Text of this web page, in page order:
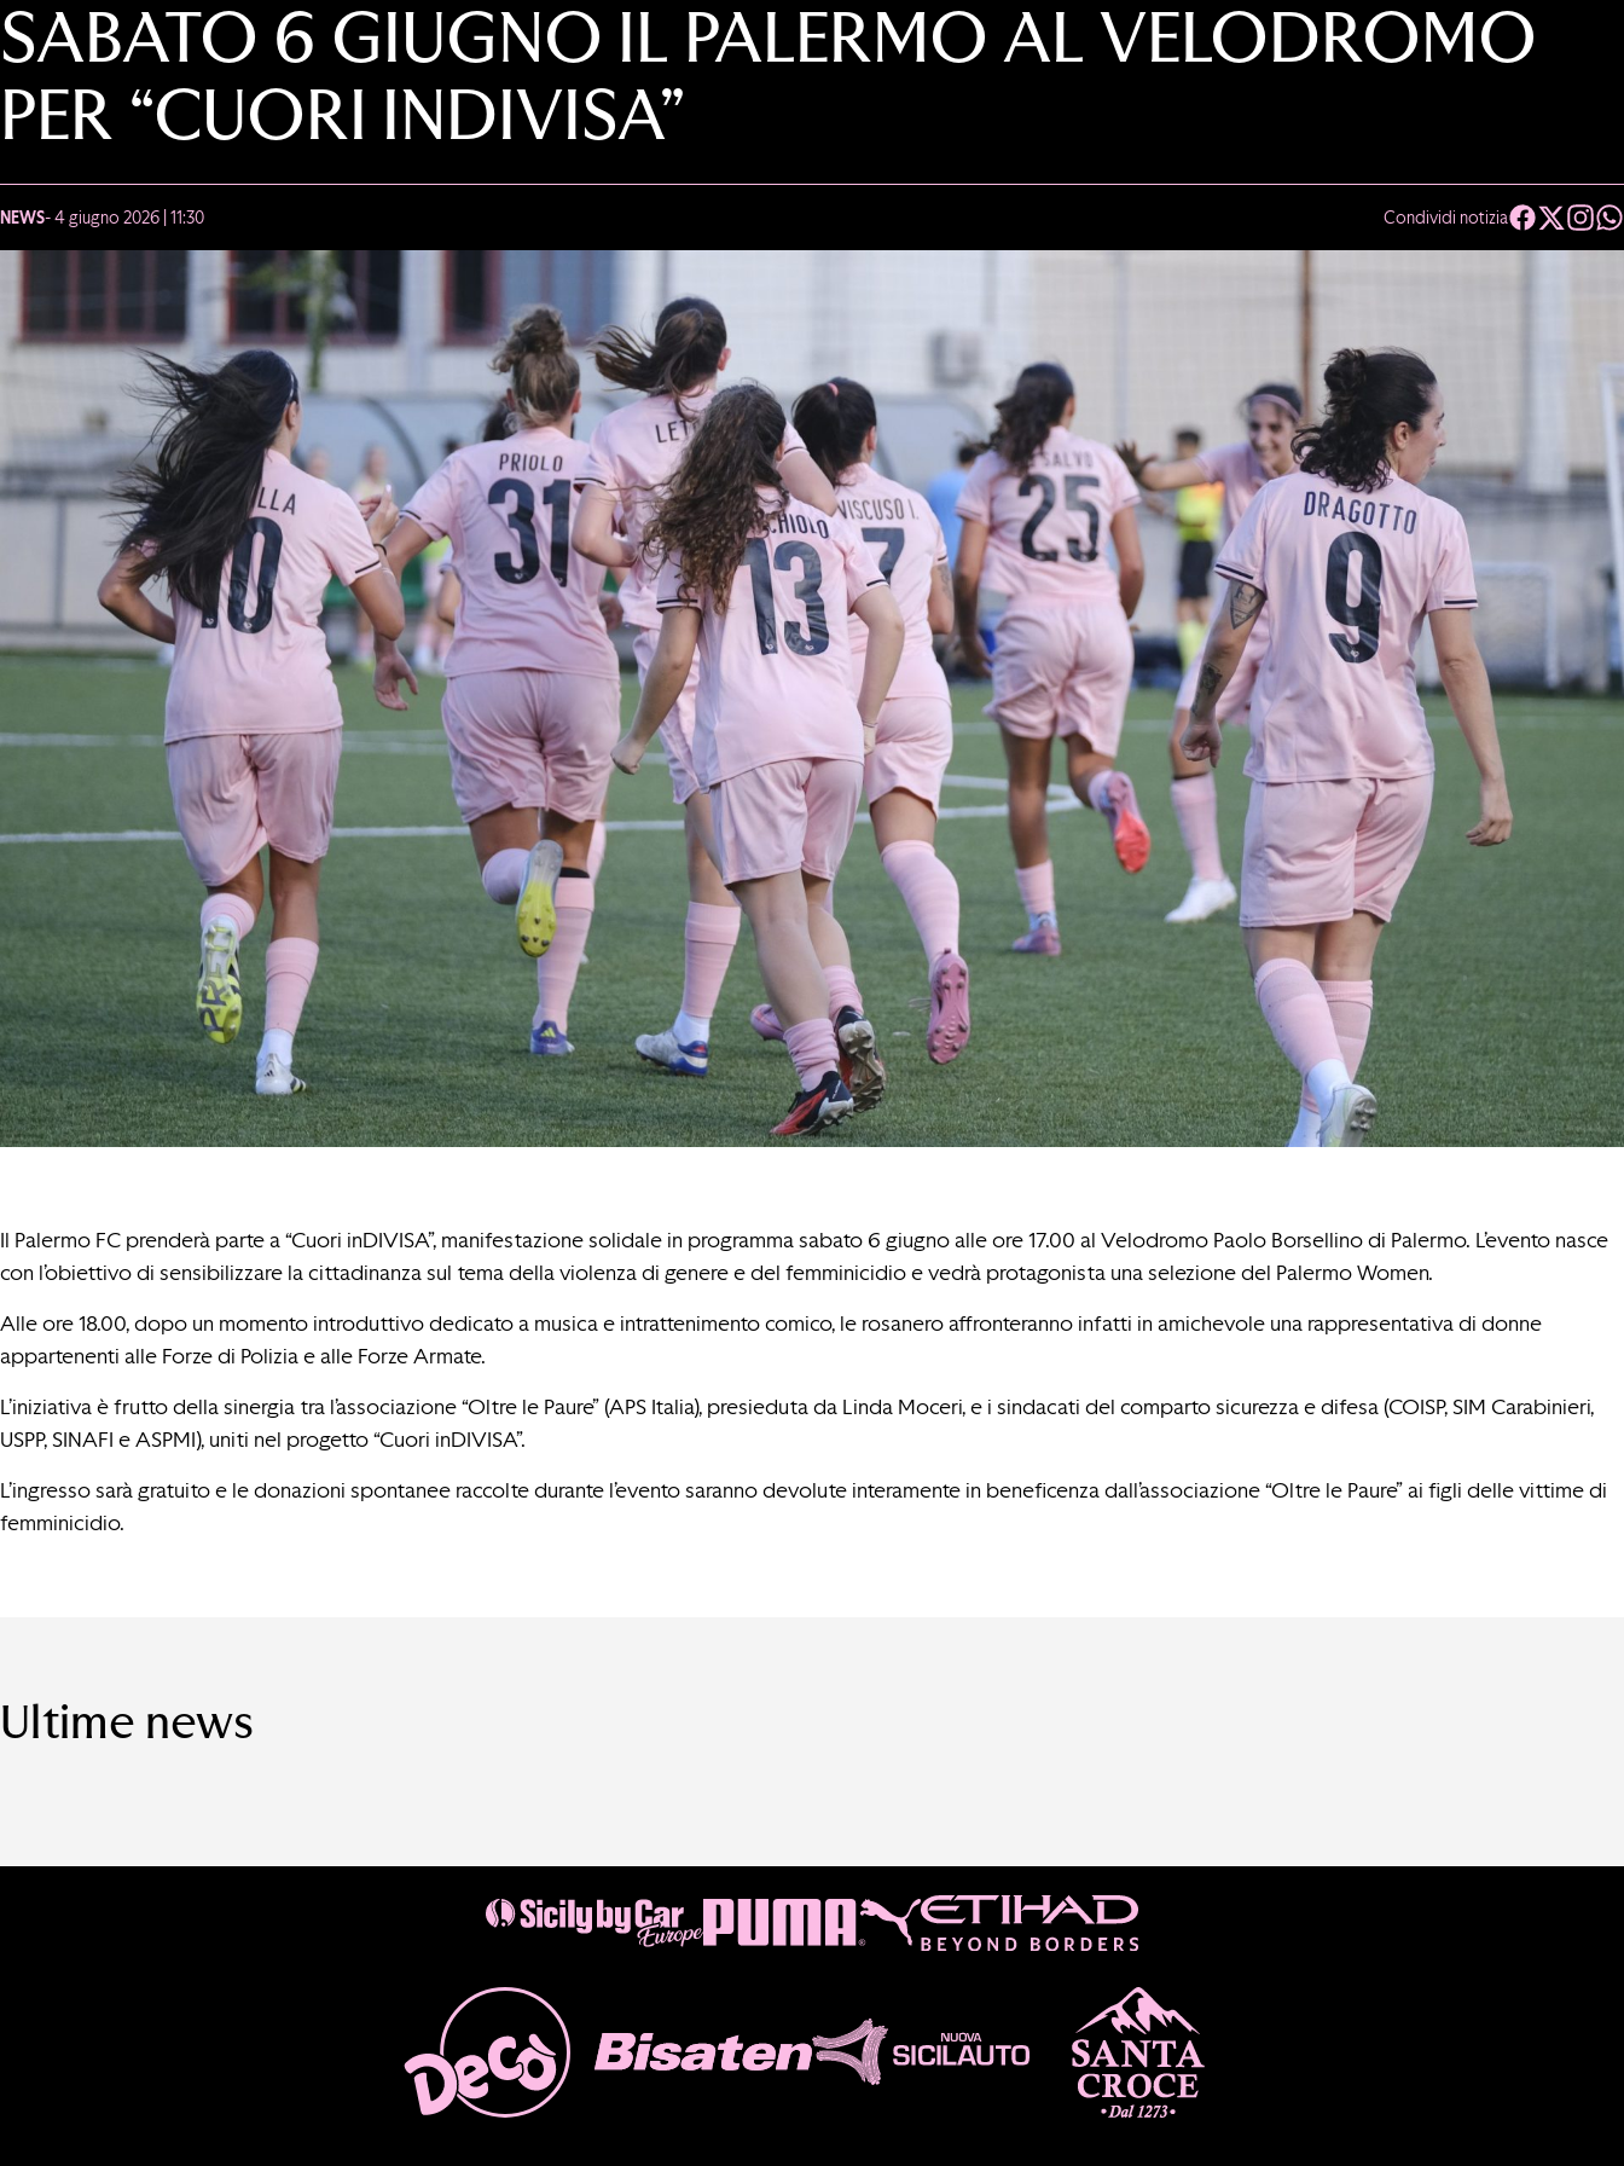
SABATO 6 GIUGNO IL PALERMO AL VELODROMO
PER “CUORI INDIVISA”
NEWS- 4 giugno 2026 | 11:30 Condividi notizia
Il Palermo FC prenderà parte a “Cuori inDIVISA”, manifestazione solidale in programma sabato 6 giugno alle ore 17.00 al Velodromo Paolo Borsellino di Palermo. L’evento nasce
con l’obiettivo di sensibilizzare la cittadinanza sul tema della violenza di genere e del femminicidio e vedrà protagonista una selezione del Palermo Women.
Alle ore 18.00, dopo un momento introduttivo dedicato a musica e intrattenimento comico, le rosanero affronteranno infatti in amichevole una rappresentativa di donne
appartenenti alle Forze di Polizia e alle Forze Armate.
​L’iniziativa è frutto della sinergia tra l’associazione “Oltre le Paure” (APS Italia), presieduta da Linda Moceri, e i sindacati del comparto sicurezza e difesa (COISP, SIM Carabinieri,
USPP, SINAFI e ASPMI), uniti nel progetto “Cuori inDIVISA”.
L’ingresso sarà gratuito e le donazioni spontanee raccolte durante l’evento saranno devolute interamente in beneficenza dall’associazione “Oltre le Paure” ai figli delle vittime di
femminicidio.
Ultime news